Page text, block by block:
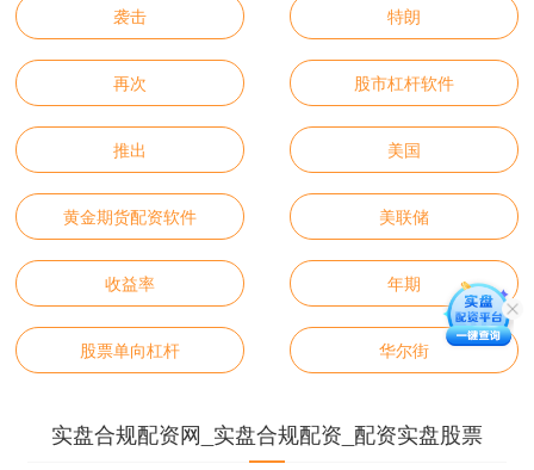
袭击 特朗
再次 股市杠杆软件
推出 美国
黄金期货配资软件 美联储
收益率 年期
股票单向杠杆 华尔街
实盘合规配资网_实盘合规配资_配资实盘股票